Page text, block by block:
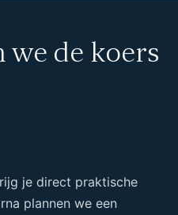
we de koers
je direct praktische
plannen we een